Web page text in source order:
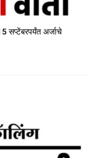
सप्टेंबरपर्यंत अर्जाचे